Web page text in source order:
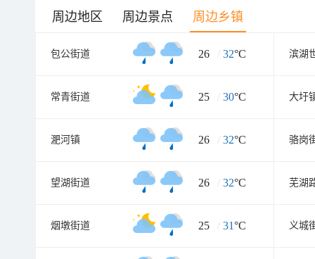
周边地区 周边景点 周边乡镇
包公街道 26 / 32°C 滨湖
常青街道 25 / 30°C 大圩
淝河镇 26 / 32°C 骆岗
望湖街道 26 / 32°C 芜湖
烟墩街道 25 / 31°C 义城